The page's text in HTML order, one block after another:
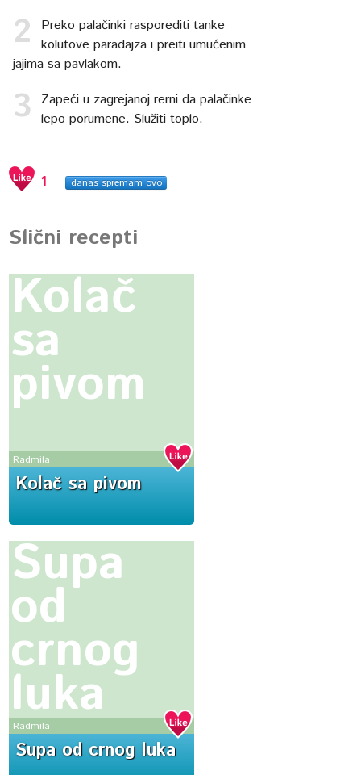
Preko palačinki rasporediti tanke
kolutove paradajza i preiti umućenim
jajima sa pavlakom.
Zapeći u zagrejanoj rerni da palačinke
lepo porumene. Služiti toplo.
1 danas spremam ovo
Slični recepti
Kolač
sa
pivom
Radmila
Kolač sa pivom
Supa
od
crnog
luka
Radmila
Supa od crnog luka